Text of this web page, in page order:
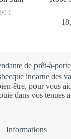
€
de prêt-à-
incarne des
être, pour vous
dans vos tenues
Informations